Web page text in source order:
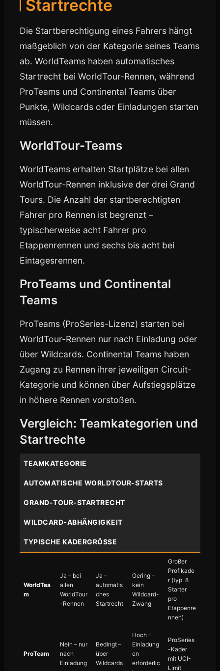
Startrechte
Die Startberechtigung eines Fahrers hängt
maßgeblich von der Kategorie seines Teams
ab. WorldTeams haben automatisches
Startrecht bei WorldTour-Rennen, während
ProTeams und Continental Teams über
Punkte, Wildcards oder Einladungen starten
müssen.
WorldTour-Teams
WorldTeams erhalten Startplätze bei allen
WorldTour-Rennen inklusive der drei Grand
Tours. Die Anzahl der startberechtigten
Fahrer pro Rennen ist begrenzt –
typischerweise acht Fahrer pro
Etappenrennen und sechs bis acht bei
Eintagesrennen.
ProTeams und Continental
Teams
ProTeams (ProSeries-Lizenz) starten bei
WorldTour-Rennen nur nach Einladung oder
über Wildcards. Continental Teams haben
Zugang zu Rennen ihrer jeweiligen Circuit-
Kategorie und können über Aufstiegsplätze
in höhere Rennen vorstoßen.
Vergleich: Teamkategorien und
Startrechte
TEAMKATEGORIE
AUTOMATISCHE WORLDTOUR-STARTS
GRAND-TOUR-STARTRECHT
WILDCARD-ABHÄNGIGKEIT
TYPISCHE KADERGRÖSSE
WorldTea
m
Ja – bei
allen
WorldTour
-Rennen
Ja –
automatis
ches
Startrecht
Gering –
kein
Wildcard-
Zwang
Großer
Profikade
r (typ. 8
Starter
pro
Etappenre
nnen)
ProTeam
Nein – nur
nach
Einladung
Bedingt –
über
Wildcards
Hoch –
Einladung
en
erforderlic
ProSeries
-Kader
mit UCI-
Limit